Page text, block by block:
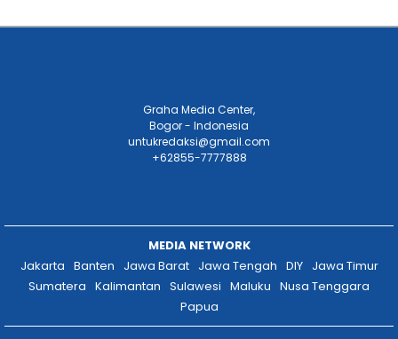
Graha Media Center,
Bogor - Indonesia
untukredaksi@gmail.com
+62855-7777888
MEDIA NETWORK
Jakarta Banten Jawa Barat Jawa Tengah DIY
Jawa Timur
Sumatera Kalimantan Sulawesi Maluku Nusa Tenggara
Papua